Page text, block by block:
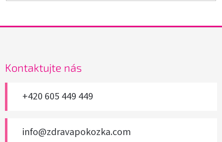
Kontaktujte nás
+420 605 449 449
info@zdravapokozka.com